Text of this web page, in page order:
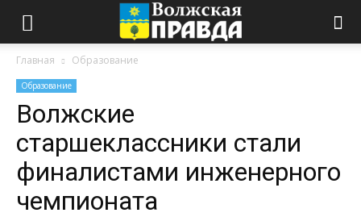
Главная Образование
Образование
Волжские
старшеклассники стали
финалистами инженерного
чемпионата